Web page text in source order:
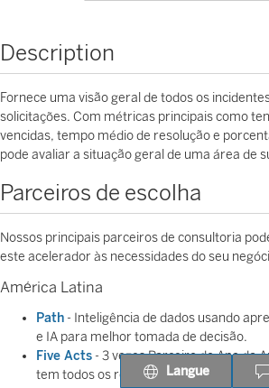
Description
Fornece uma visão geral de todos os
solicitações. Com métricas principais como
vencidas, tempo médio de resolução e
pode avaliar a situação geral de uma área de
Parceiros de escolha
Nossos principais parceiros de consultoria
este acelerador às necessidades do seu
América Latina
Path - Inteligência de dados usando
e IA para melhor tomada de decisão.
Five Acts - 3 vezes Parceiro do Ano da
tem todos os recursos para entregar a
Langue